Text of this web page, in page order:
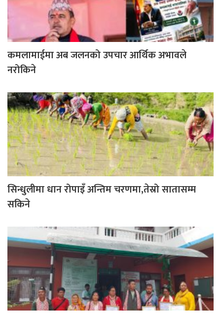
कमलामाईमा अब जलनको उपचार आर्थिक अभावले
नरोकिने
सिन्धुलीमा धान रोपाइँ अन्तिम चरणमा,तेस्रो सातासम्म
सकिने